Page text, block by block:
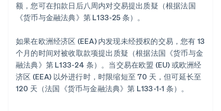
额，您可在扣款日后八周内对交易提出质疑（根据法国
《货币与金融法典》第 L133-25 条）。
如果在欧洲经济区 (EEA) 内发现未经授权的交易，您有 13
个月的时间对被收取款项提出质疑（根据法国《货币与金
融法典》第 L133-24 条）。当交易在欧盟 (EU) 或欧洲经
济区 (EEA) 以外进行时，时限缩短至 70 天，但可延长至
120 天（法国《货币与金融法典》第 L133-1-1 条）。